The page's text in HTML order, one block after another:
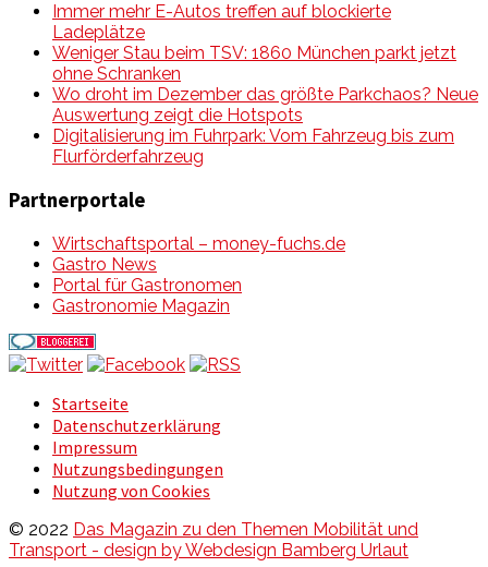
Immer mehr E-Autos treffen auf blockierte
Ladeplätze
Weniger Stau beim TSV: 1860 München parkt jetzt
ohne Schranken
Wo droht im Dezember das größte Parkchaos? Neue
Auswertung zeigt die Hotspots
Digitalisierung im Fuhrpark: Vom Fahrzeug bis zum
Flurförderfahrzeug
Partnerportale
Wirtschaftsportal – money-fuchs.de
Gastro News
Portal für Gastronomen
Gastronomie Magazin
Startseite
Datenschutzerklärung
Impressum
Nutzungsbedingungen
Nutzung von Cookies
© 2022 Das Magazin zu den Themen Mobilität und
Transport - design by Webdesign Bamberg Urlaut